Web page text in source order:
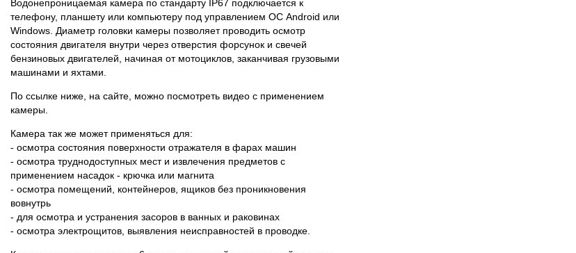
Водонепроницаемая камера по стандарту IP67 подключается к
телефону, планшету или компьютеру под управлением ОС Android или
Windows. Диаметр головки камеры позволяет проводить осмотр
состояния двигателя внутри через отверстия форсунок и свечей
бензиновых двигателей, начиная от мотоциклов, заканчивая грузовыми
машинами и яхтами.
По ссылке ниже, на сайте, можно посмотреть видео с применением
камеры.
Камера так же может применяться для:
- осмотра состояния поверхности отражателя в фарах машин
- осмотра труднодоступных мест и извлечения предметов с
применением насадок - крючка или магнита
- осмотра помещений, контейнеров, ящиков без проникновения
вовнутрь
- для осмотра и устранения засоров в ванных и раковинах
- осмотра электрощитов, выявления неисправностей в проводке.